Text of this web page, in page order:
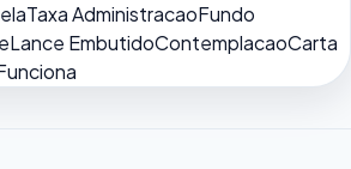
Taxa AdministracaoFundo
Lance EmbutidoContemplacaoCarta